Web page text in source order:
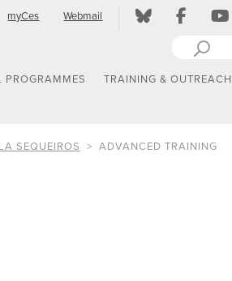
myCes Webmail
PROGRAMMES TRAINING & OUTREACH
SEQUEIROS ADVANCED TRAINING